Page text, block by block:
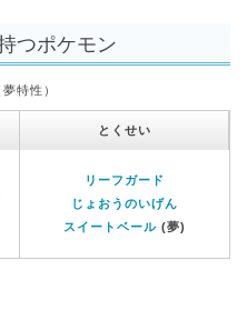
つポケモン
特性）
とくせい
リーフガード
じょおうのいげん
スイートベール (夢)